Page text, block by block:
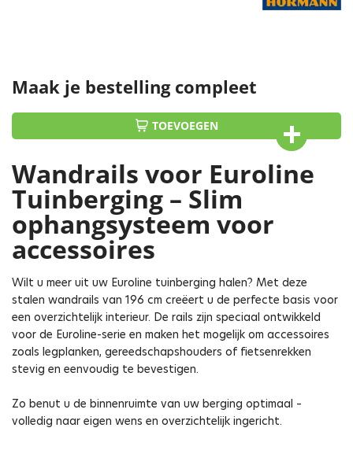
Maak je bestelling compleet
TOEVOEGEN
Wandrails voor Euroline
Tuinberging – Slim
ophangsysteem voor
accessoires
Wilt u meer uit uw Euroline tuinberging halen? Met deze
stalen wandrails van 196 cm creëert u de perfecte basis voor
een overzichtelijk interieur. De rails zijn speciaal ontwikkeld
voor de Euroline-serie en maken het mogelijk om accessoires
zoals legplanken, gereedschapshouders of fietsenrekken
stevig en eenvoudig te bevestigen.
Zo benut u de binnenruimte van uw berging optimaal –
volledig naar eigen wens en overzichtelijk ingericht.